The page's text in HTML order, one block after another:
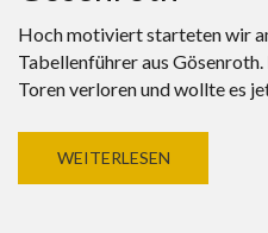
Hoch motiviert starteten wir
Tabellenführer aus
Toren verloren und wollte es
WEITERLESEN